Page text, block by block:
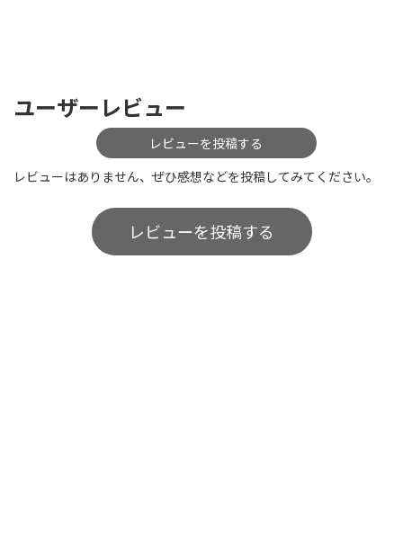
ユーザーレビュー
レビューを投稿する
レビューはありません、ぜひ感想などを投稿してみてください。
レビューを投稿する